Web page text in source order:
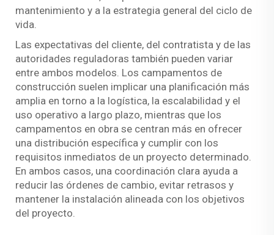
mantenimiento y a la estrategia general del ciclo de
vida.
Las expectativas del cliente, del contratista y de las
autoridades reguladoras también pueden variar
entre ambos modelos. Los campamentos de
construcción suelen implicar una planificación más
amplia en torno a la logística, la escalabilidad y el
uso operativo a largo plazo, mientras que los
campamentos en obra se centran más en ofrecer
una distribución específica y cumplir con los
requisitos inmediatos de un proyecto determinado.
En ambos casos, una coordinación clara ayuda a
reducir las órdenes de cambio, evitar retrasos y
mantener la instalación alineada con los objetivos
del proyecto.